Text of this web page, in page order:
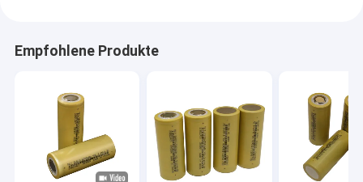
Empfohlene Produkte